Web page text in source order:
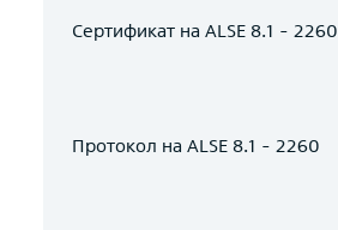
Сертификат на ALSE 8.1 - 2260
Протокол на ALSE 8.1 - 2260